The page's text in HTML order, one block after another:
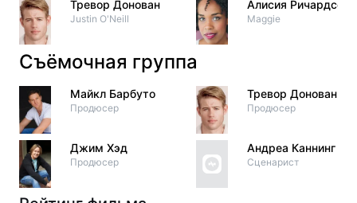
Тревор Донован
Justin O'Neill
Алисия Ричардсон
Maggie
Съёмочная группа
Майкл Барбуто
Продюсер
Джим Хэд
Продюсер
Тревор Донован
Продюсер
Андреа Каннинг
Сценарист